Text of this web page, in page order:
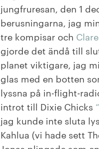
jungfruresan, den 1
berusningarna, jag
tre kompisar och
gjorde det ändå till
planet viktigare, jag
glas med en botten
lyssna på in-flight-
introt till Dixie Chicks
jag kunde inte sluta
Kahlua (vi hade sett